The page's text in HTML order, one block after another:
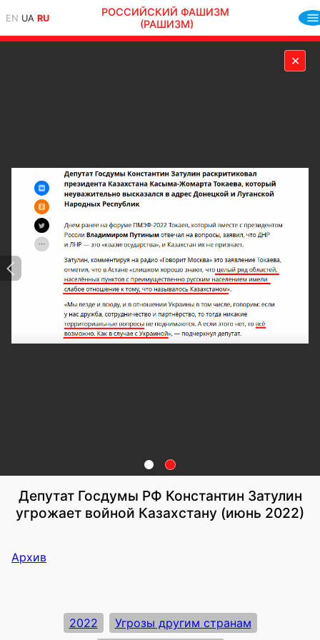
EN UA RU
РОССИЙСКИЙ ФАШИЗМ
(РАШИЗМ)
✕
Депутат Госдумы РФ Константин Затулин
угрожает войной Казахстану (июнь 2022)
Архив
2022 Угрозы другим странам